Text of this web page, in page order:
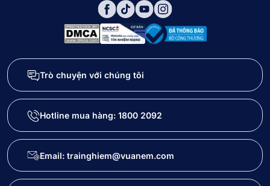
Trò chuyện với chúng tôi
Hotline mua hàng: 1800 2092
Email: trainghiem@vuanem.com